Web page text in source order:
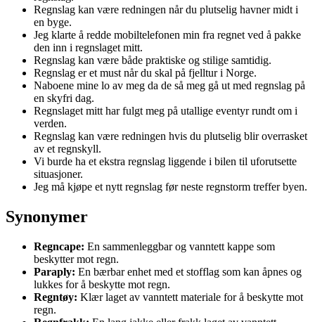
Regnslag kan være redningen når du plutselig havner midt i
en byge.
Jeg klarte å redde mobiltelefonen min fra regnet ved å pakke
den inn i regnslaget mitt.
Regnslag kan være både praktiske og stilige samtidig.
Regnslag er et must når du skal på fjelltur i Norge.
Naboene mine lo av meg da de så meg gå ut med regnslag på
en skyfri dag.
Regnslaget mitt har fulgt meg på utallige eventyr rundt om i
verden.
Regnslag kan være redningen hvis du plutselig blir overrasket
av et regnskyll.
Vi burde ha et ekstra regnslag liggende i bilen til uforutsette
situasjoner.
Jeg må kjøpe et nytt regnslag før neste regnstorm treffer byen.
Synonymer
Regncape: En sammenleggbar og vanntett kappe som
beskytter mot regn.
Paraply: En bærbar enhet med et stofflag som kan åpnes og
lukkes for å beskytte mot regn.
Regntøy: Klær laget av vanntett materiale for å beskytte mot
regn.